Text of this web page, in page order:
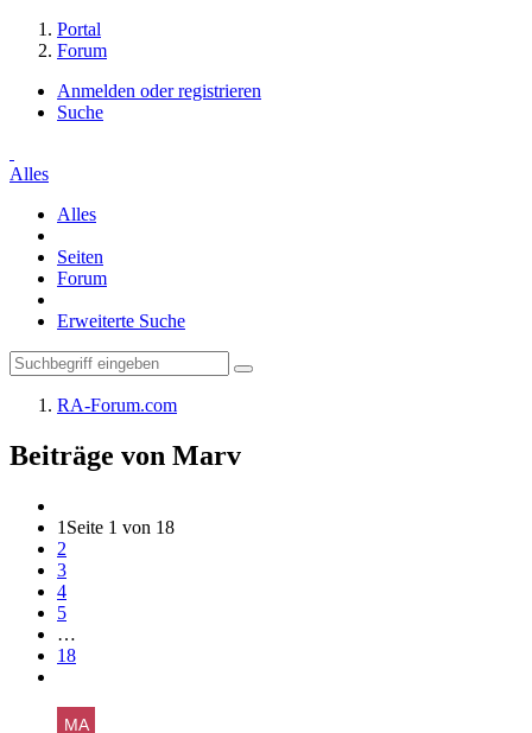
Portal
Forum
Anmelden oder registrieren
Suche
Alles
Alles
Seiten
Forum
Erweiterte Suche
RA-Forum.com
Beiträge von Marv
1 Seite 1 von 18
2
3
4
5
…
18